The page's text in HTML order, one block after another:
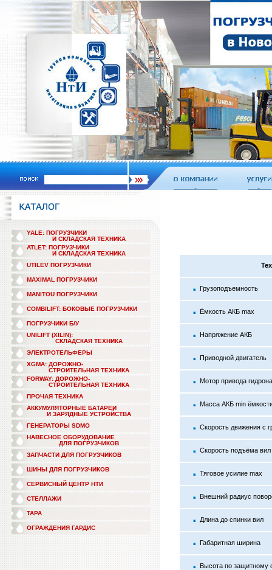
YALE: ПОГРУЗЧИКИ
И СКЛАДСКАЯ ТЕХНИКА
ATLET: ПОГРУЗЧИКИ
И СКЛАДСКАЯ ТЕХНИКА
UTILEV ПОГРУЗЧИКИ
MAXIMAL ПОГРУЗЧИКИ
MANITOU ПОГРУЗЧИКИ
COMBILIFT: БОКОВЫЕ ПОГРУЗЧИКИ
ПОГРУЗЧИКИ Б/У
UNILIFT (XILIN):
СКЛАДСКАЯ ТЕХНИКА
ЭЛЕКТРОТЕЛЬФЕРЫ
XGMA: ДОРОЖНО-
СТРОИТЕЛЬНАЯ ТЕХНИКА
FORWAY: ДОРОЖНО-
СТРОИТЕЛЬНАЯ ТЕХНИКА
ПРОЧАЯ ТЕХНИКА
АККУМУЛЯТОРНЫЕ БАТАРЕИ
И ЗАРЯДНЫЕ УСТРОЙСТВА
ГЕНЕРАТОРЫ SDMO
НАВЕСНОЕ ОБОРУДОВАНИЕ
ДЛЯ ПОГРУЗЧИКОВ
ЗАПЧАСТИ ДЛЯ ПОГРУЗЧИКОВ
ШИНЫ ДЛЯ ПОГРУЗЧИКОВ
СЕРВИСНЫЙ ЦЕНТР НТИ
СТЕЛЛАЖИ
ТАРА
ОГРАЖДЕНИЯ ГАРДИС
Грузоподъемность
Ёмкость АКБ max
Напряжение АКБ
Приводной двигатель
Мотор привода
Масса АКБ min
Скорость движения с
Скорость подъёма вил
Тяговое усилие max
Внешний радиус
Длина до спинки вил
Габаритная ширина
Высота по защитному